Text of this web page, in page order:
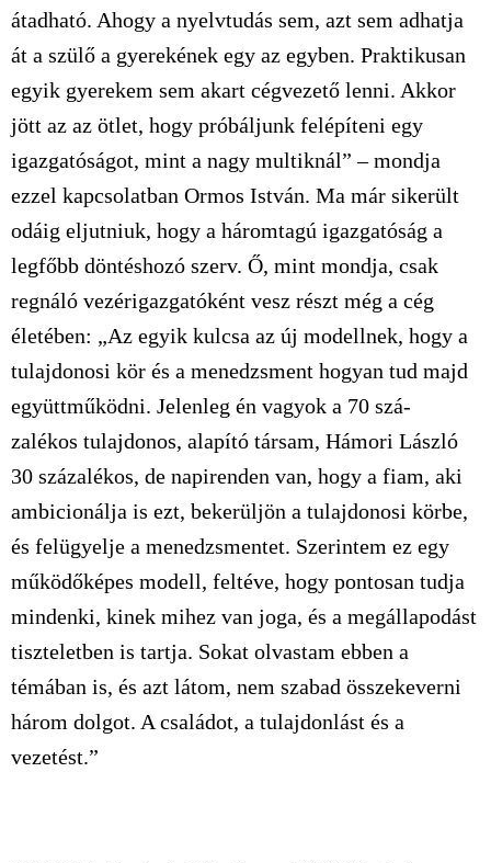
átadható. Ahogy a nyelvtudás sem, azt sem adhatja
át a szülő a gyerekének egy az egyben. Praktikusan
egyik gyerekem sem akart cégvezető lenni. Akkor
jött az az ötlet, hogy próbáljunk felépíteni egy
igazgatóságot, mint a nagy multiknál” – mondja
ezzel kapcsolatban Ormos István. Ma már sikerült
odáig eljutniuk, hogy a háromtagú igazgatóság a
legfőbb döntéshozó szerv. Ő, mint mondja, csak
regnáló vezérigazgatóként vesz részt még a cég
életében: „Az egyik kulcsa az új modellnek, hogy a
tulajdonosi kör és a menedzsment hogyan tud majd
együttműködni. Jelenleg én vagyok a 70 szá-
zalékos tulajdonos, alapító társam, Hámori László
30 százalékos, de napirenden van, hogy a fiam, aki
ambicionálja is ezt, bekerüljön a tulajdonosi körbe,
és felügyelje a menedzsmentet. Szerintem ez egy
működőképes modell, feltéve, hogy pontosan tudja
mindenki, kinek mihez van joga, és a megállapodást
tiszteletben is tartja. Sokat olvastam ebben a
témában is, és azt látom, nem szabad összekeverni
három dolgot. A családot, a tulajdonlást és a
vezetést.”